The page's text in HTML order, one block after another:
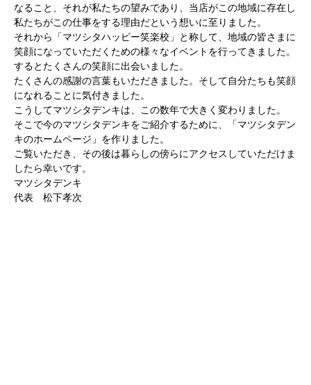
なること、それが私たちの望みであり、当店がこの地域に存在し
私たちがこの仕事をする理由だという想いに至りました。
それから「マツシタハッピー笑楽校」と称して、地域の皆さまに
笑顔になっていただくための様々なイベントを行ってきました。
するとたくさんの笑顔に出会いました。
たくさんの感謝の言葉もいただきました。そして自分たちも笑顔
になれることに気付きました。
こうしてマツシタデンキは、この数年で大きく変わりました。
そこで今のマツシタデンキをご紹介するために、「マツシタデン
キのホームページ」を作りました。
ご覧いただき、その後は暮らしの傍らにアクセスしていただけま
したら幸いです。
マツシタデンキ
代表 松下孝次